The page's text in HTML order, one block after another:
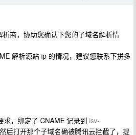
商，协助您确认下您的子域名解析情
解析源站 ip 的情况，建议您联系下拼多
求，绑定了 CNAME 记录到 isv-
后打开那个子域名确被腾讯云拦截了，提